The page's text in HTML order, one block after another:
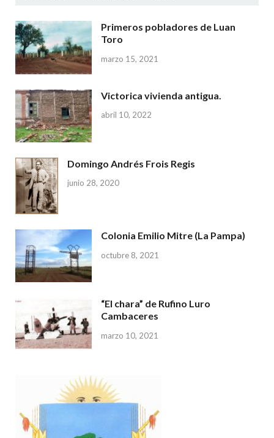
Primeros pobladores de Luan
Toro
marzo 15, 2021
Victorica vivienda antigua.
abril 10, 2022
Domingo Andrés Frois Regis
junio 28, 2020
Colonia Emilio Mitre (La Pampa)
octubre 8, 2021
“El chara” de Rufino Luro
Cambaceres
marzo 10, 2021